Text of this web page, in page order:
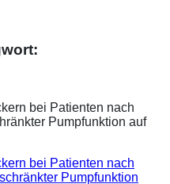
bei Patienten nach
Pumpfunktion